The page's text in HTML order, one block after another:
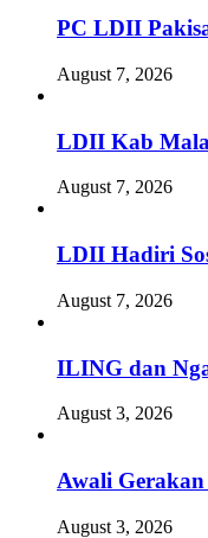
PC LDII
August 7, 2026
LDII Kab
August 7, 2026
LDII Hadiri
August 7, 2026
ILING dan
August 3, 2026
Awali
August 3, 2026